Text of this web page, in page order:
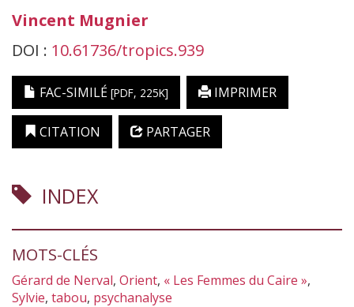
Vincent Mugnier
DOI : 10.61736/tropics.939
FAC-SIMILÉ [PDF, 225K] IMPRIMER
CITATION PARTAGER
INDEX
MOTS-CLÉS
Gérard de Nerval, Orient, « Les Femmes du Caire »,
Sylvie, tabou, psychanalyse